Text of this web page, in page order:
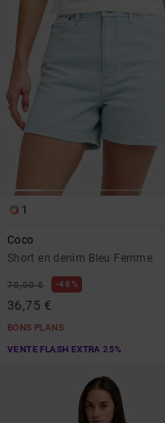
1
Coco
Short en denim Bleu Femme
70,00 € 48%
36,75 €
BONS PLANS
VENTE FLASH EXTRA 25%